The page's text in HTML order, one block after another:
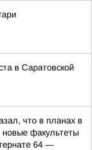
в Саратовской
что в планах в
факультеты
64 —